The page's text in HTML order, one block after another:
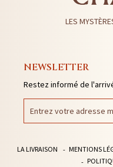
LES
NEWSLETTER
Restez informé de
LA LIVRAISON MENTIONS